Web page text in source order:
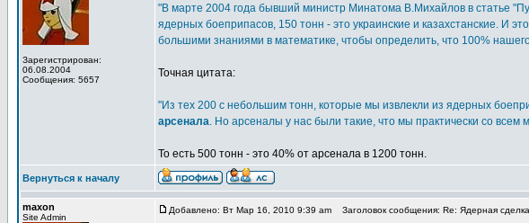
Зарегистрирован:
06.08.2004
Сообщения: 5657
"В марте 2004 года бывший министр Минатома В.Михайлов в статье
ядерных боеприпасов, 150 тонн - это украинские и казахстанские. И
большими знаниями в математике, чтобы определить, что 100%
Точная цитата:
"Из тех 200 с небольшим тонн, которые мы извлекли из ядерных
арсенала. Но арсеналы у нас были такие, что мы практически со всем
То есть 500 тонн - это 40% от арсенала в 1200 тонн.
Вернуться к началу
maxon
Site Admin
Добавлено: Вт Мар 16, 2010 9:39 am Заголовок сообщения: Re: Ядерная сделка